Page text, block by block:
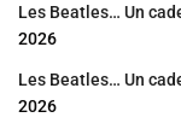
Les Beatles… Un
2026
Les Beatles… Un
2026